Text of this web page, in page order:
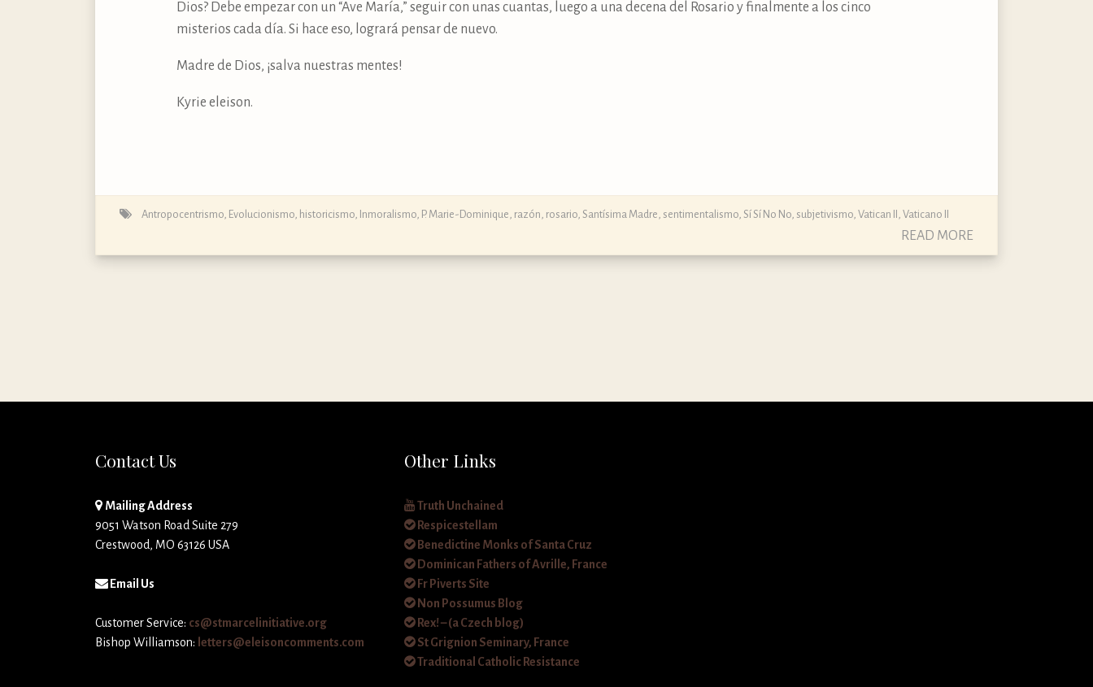
Dios? Debe empezar con un “Ave María,” seguir con unas cuantas, luego a una decena del Rosario y finalmente a los cinco
misterios cada día. Si hace eso, logrará pensar de nuevo.
Madre de Dios, ¡salva nuestras mentes!
Kyrie eleison.
Antropocentrismo Evolucionismo historicismo Inmoralismo P. Marie-Dominique razón rosario Santísima Madre sentimentalismo Sí Sí No No subjetivismo Vatican II Vaticano II
READ MORE
Contact Us
Mailing Address
9051 Watson Road Suite 279
Crestwood, MO 63126 USA
Email Us
Customer Service: cs@stmarcelinitiative.org
Bishop Williamson: letters@eleisoncomments.com
Other Links
Truth Unchained
Respicestellam
Benedictine Monks of Santa Cruz
Dominican Fathers of Avrille, France
Fr Piverts Site
Non Possumus Blog
Rex! – (a Czech blog)
St Grignion Seminary, France
Traditional Catholic Resistance